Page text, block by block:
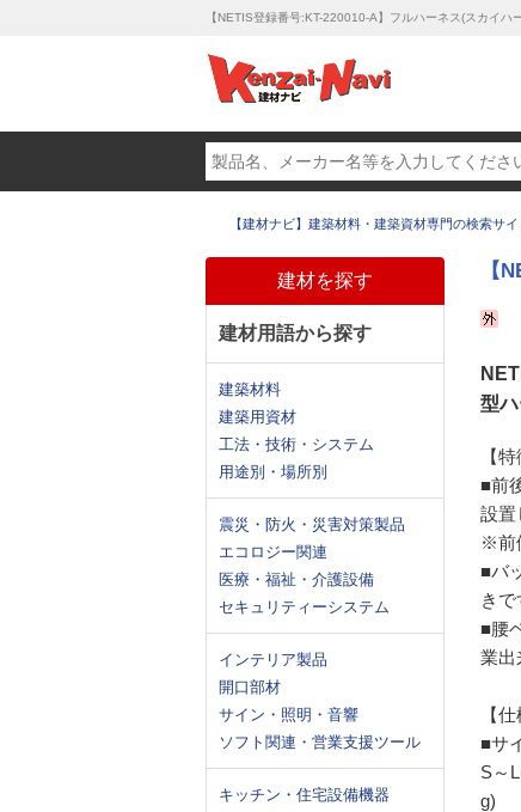
【NETIS登録番号:KT-220010-A】フルハーネス(スカイハ
【建材ナビ】建築材料・建築資材専門の検索サイ
建材を探す
建材用語から探す
建築材料
建築用資材
工法・技術・システム
用途別・場所別
震災・防火・災害対策製品
エコロジー関連
医療・福祉・介護設備
セキュリティーシステム
インテリア製品
開口部材
サイン・照明・音響
ソフト関連・営業支援ツール
キッチン・住宅設備機器
【
型ハ
【特
■前
設置
※前
■バ
きで
■腰
業出
【仕
■サ
S～
g)